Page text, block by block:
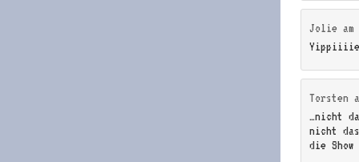
Jolie am
Torsten
…nicht
nicht
die